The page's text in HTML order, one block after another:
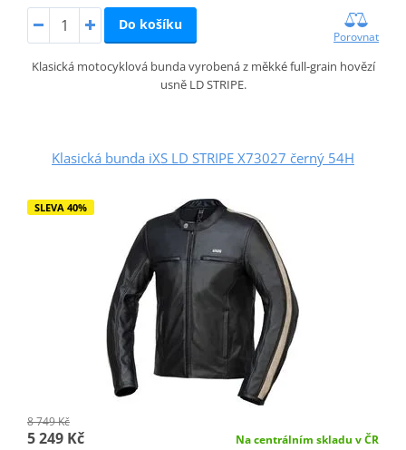
Do košíku
Porovnat
Klasická motocyklová bunda vyrobená z měkké full-grain hovězí
usně LD STRIPE.
Klasická bunda iXS LD STRIPE X73027 černý 54H
SLEVA 40%
8 749 Kč
5 249 Kč Na centrálním skladu v ČR